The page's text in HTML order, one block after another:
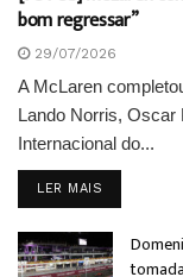
bom regressar”
29/07/2026
A McLaren
Lando Norris, Oscar
Internacional do...
LER MAIS